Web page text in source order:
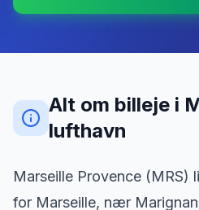
Alt om billeje i
lufthavn
Marseille Provence (MRS)
for Marseille, nær